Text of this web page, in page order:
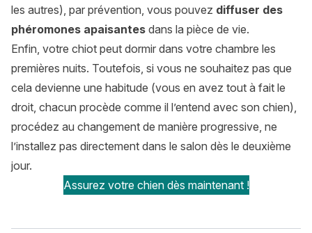
les autres), par prévention, vous pouvez diffuser des
phéromones apaisantes dans la pièce de vie.
Enfin, votre chiot peut dormir dans votre chambre les
premières nuits. Toutefois, si vous ne souhaitez pas que
cela devienne une habitude (vous en avez tout à fait le
droit, chacun procède comme il l’entend avec son chien),
procédez au changement de manière progressive, ne
l’installez pas directement dans le salon dès le deuxième
jour.
Assurez votre chien dès maintenant !